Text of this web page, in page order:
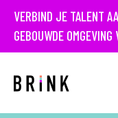
VERBIND JE TALENT
GEBOUWDE OMGEVING